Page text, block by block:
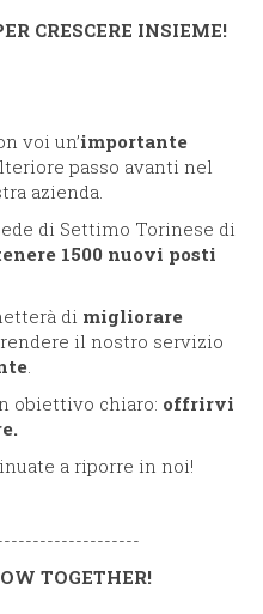
CRESCERE INSIEME!
voi un’importante
passo avanti nel
azienda.
di Settimo Torinese di
1500 nuovi posti
di migliorare
il nostro servizio
.
obiettivo chiaro: offrirvi
a riporre in noi!
TOGETHER!